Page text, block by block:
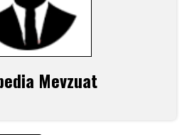
Mevzuat